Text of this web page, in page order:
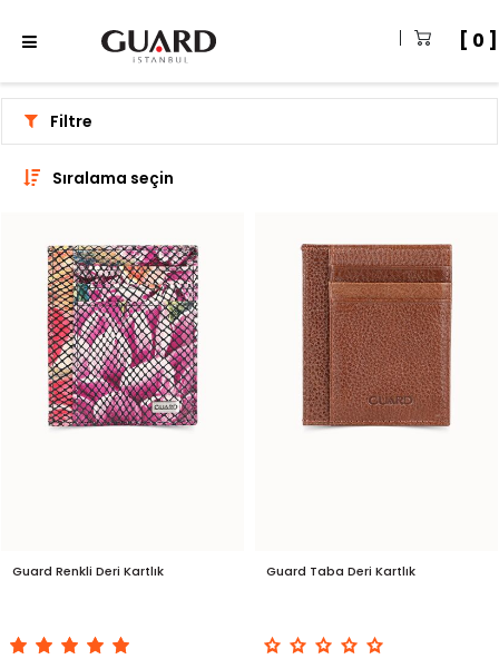
0
Filtre
Sıralama seçin
Guard Renkli Deri Kartlık Guard Taba Deri Kartlık